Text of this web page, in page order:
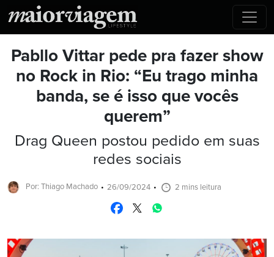
Pabllo Vittar pede pra fazer show
no Rock in Rio: “Eu trago minha
banda, se é isso que vocês
querem”
Drag Queen postou pedido em suas
redes sociais
Por: Thiago Machado 26/09/2024 2 mins leitura